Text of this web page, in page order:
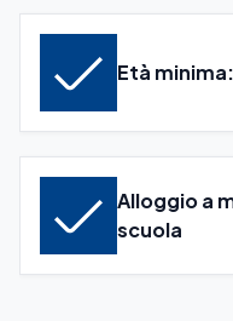
Età
Alloggio a
scuola